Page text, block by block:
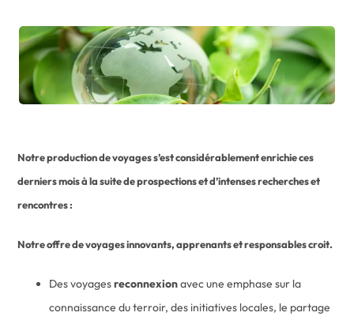
Notre production de voyages s’est considérablement enrichie ces
derniers mois à la suite de prospections et d’intenses recherches et
rencontres :
Notre offre de voyages innovants, apprenants et responsables croit.
Des voyagesreconnexionavec une emphase sur la
connaissance du terroir, des initiatives locales, le partage